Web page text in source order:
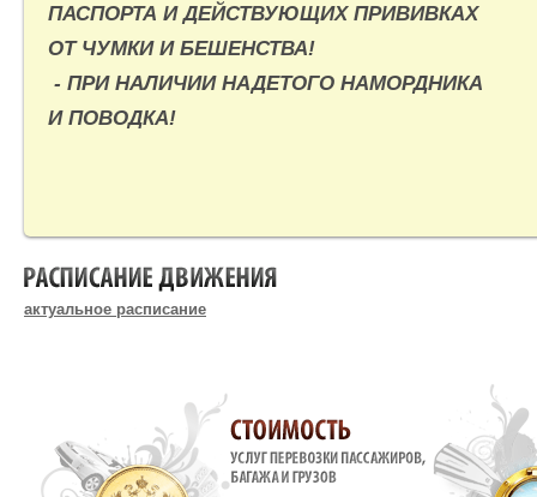
ПАСПОРТА ИДЕЙСТВУЮЩИХ ПРИВИВКАХ
ОТ ЧУМКИ И БЕШЕНСТВА!
- ПРИ НАЛИЧИИ НАДЕТОГО НАМОРДНИКА
И ПОВОДКА!
РАСПИСАНИЕ ДВИЖЕНИЯ
актуальное расписание
Стоимость услуг